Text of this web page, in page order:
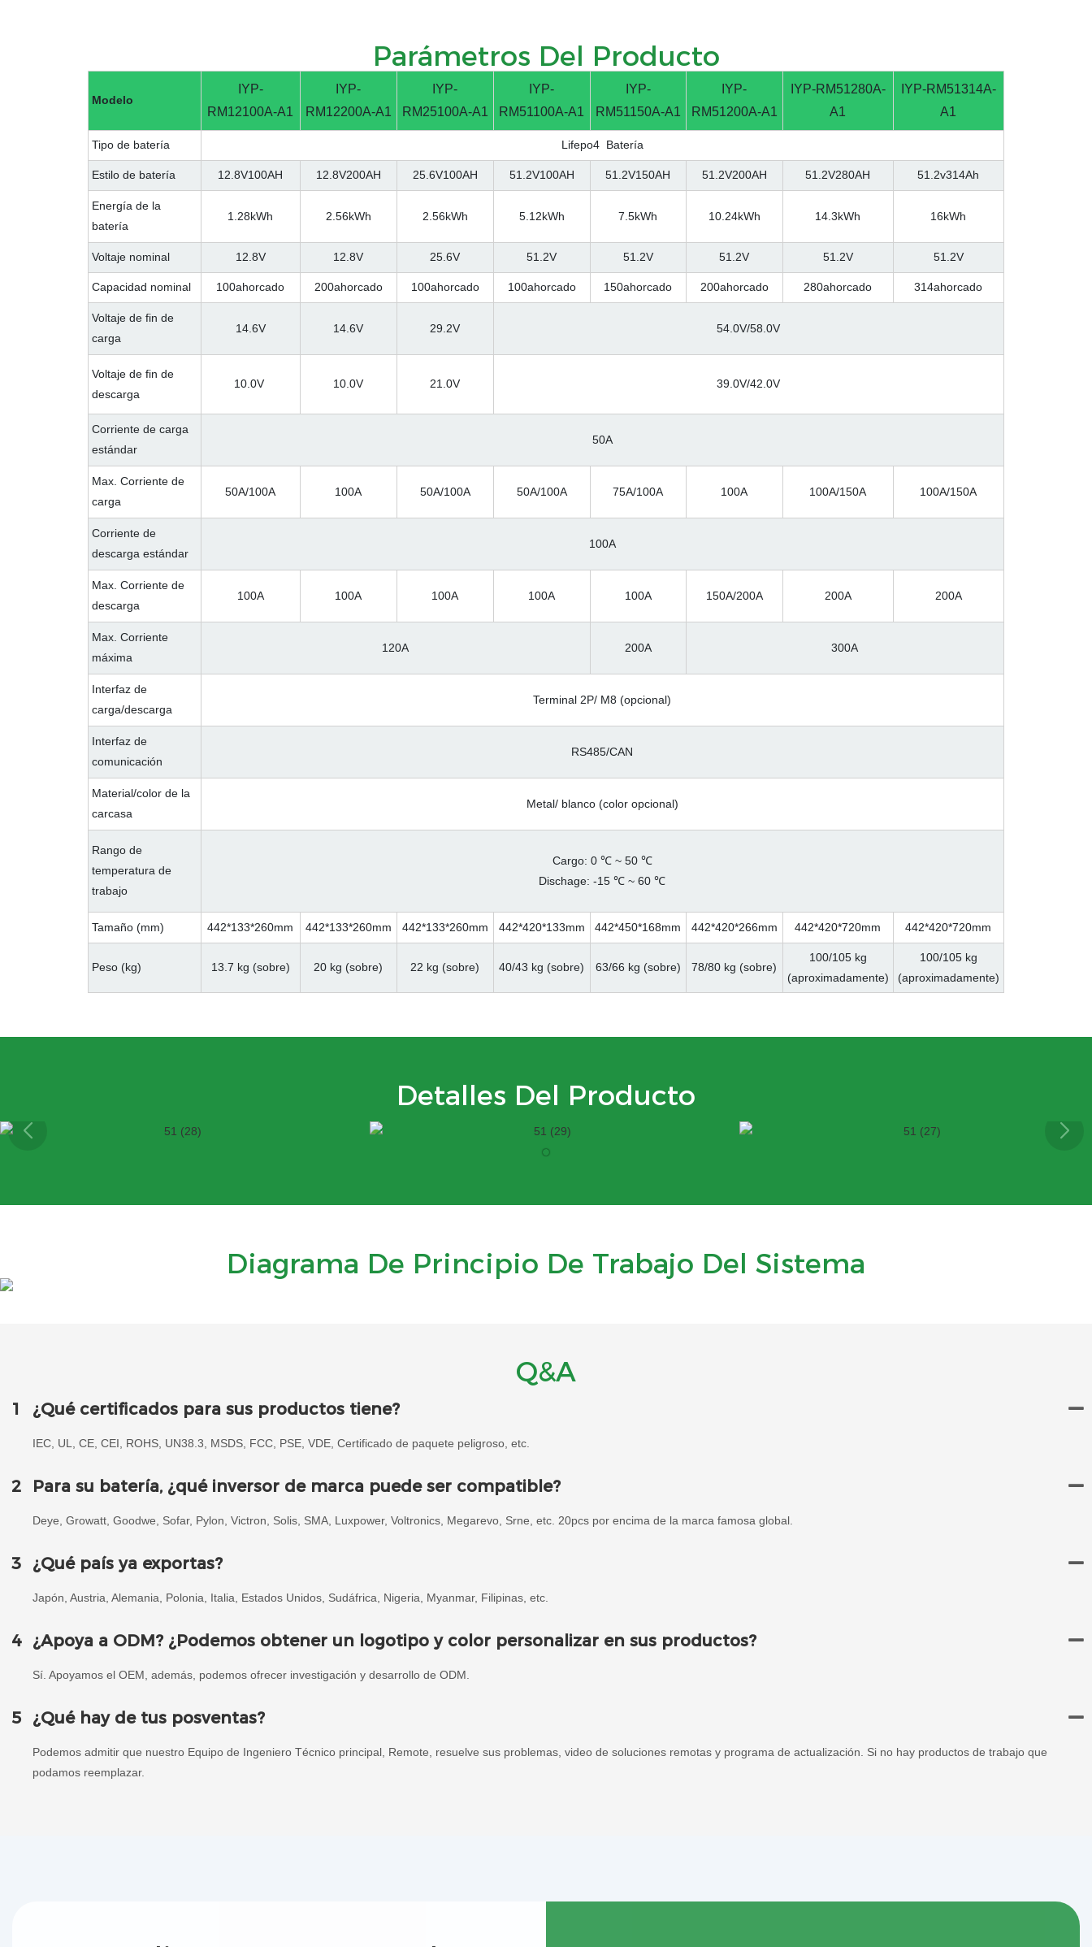
Parámetros Del Producto
Modelo
IYP-
RM12100A-A1
IYP-
RM12200A-A1
IYP-
RM25100A-A1
IYP-
RM51100A-A1
IYP-
RM51150A-A1
IYP-
RM51200A-A1
IYP-RM51280A-
A1
IYP-RM51314A-
A1
Tipo de batería Lifepo4 Batería
Estilo de batería 12.8V100AH 12.8V200AH 25.6V100AH 51.2V100AH 51.2V150AH 51.2V200AH 51.2V280AH 51.2v314Ah
Energía de la
batería
1.28kWh 2.56kWh 2.56kWh 5.12kWh 7.5kWh 10.24kWh 14.3kWh 16kWh
Voltaje nominal 12.8V 12.8V 25.6V 51.2V 51.2V 51.2V 51.2V 51.2V
Capacidad nominal 100ahorcado 200ahorcado 100ahorcado 100ahorcado 150ahorcado 200ahorcado 280ahorcado 314ahorcado
Voltaje de fin de
carga
14.6V 14.6V 29.2V 54.0V/58.0V
Voltaje de fin de
descarga
10.0V 10.0V 21.0V 39.0V/42.0V
Corriente de carga
estándar
50A
Max. Corriente de
carga
50A/100A 100A 50A/100A 50A/100A 75A/100A 100A 100A/150A 100A/150A
Corriente de
descarga estándar
100A
Max. Corriente de
descarga
100A 100A 100A 100A 100A 150A/200A 200A 200A
Max. Corriente
máxima
120A 200A 300A
Interfaz de
carga/descarga
Terminal 2P/ M8 (opcional)
Interfaz de
comunicación
RS485/CAN
Material/color de la
carcasa
Metal/ blanco (color opcional)
Rango de
temperatura de
trabajo
Cargo: 0 ℃ ~ 50 ℃
Dischage: -15 ℃ ~ 60 ℃
Tamaño (mm) 442*133*260mm 442*133*260mm 442*133*260mm 442*420*133mm 442*450*168mm 442*420*266mm 442*420*720mm 442*420*720mm
Peso (kg) 13.7 kg (sobre) 20 kg (sobre) 22 kg (sobre) 40/43 kg (sobre) 63/66 kg (sobre) 78/80 kg (sobre)
100/105 kg
(aproximadamente)
100/105 kg
(aproximadamente)
Detalles Del Producto
Diagrama De Principio De Trabajo Del Sistema
Q&A
1 ¿Qué certificados para sus productos tiene?
IEC, UL, CE, CEI, ROHS, UN38.3, MSDS, FCC, PSE, VDE, Certificado de paquete peligroso, etc.
2 Para su batería, ¿qué inversor de marca puede ser compatible?
Deye, Growatt, Goodwe, Sofar, Pylon, Victron, Solis, SMA, Luxpower, Voltronics, Megarevo, Srne, etc. 20pcs por encima de la marca famosa global.
3 ¿Qué país ya exportas?
Japón, Austria, Alemania, Polonia, Italia, Estados Unidos, Sudáfrica, Nigeria, Myanmar, Filipinas, etc.
4 ¿Apoya a ODM? ¿Podemos obtener un logotipo y color personalizar en sus productos?
Sí. Apoyamos el OEM, además, podemos ofrecer investigación y desarrollo de ODM.
5 ¿Qué hay de tus posventas?
Podemos admitir que nuestro Equipo de Ingeniero Técnico principal, Remote, resuelve sus problemas, video de soluciones remotas y programa de actualización. Si no hay productos de trabajo que
podamos reemplazar.